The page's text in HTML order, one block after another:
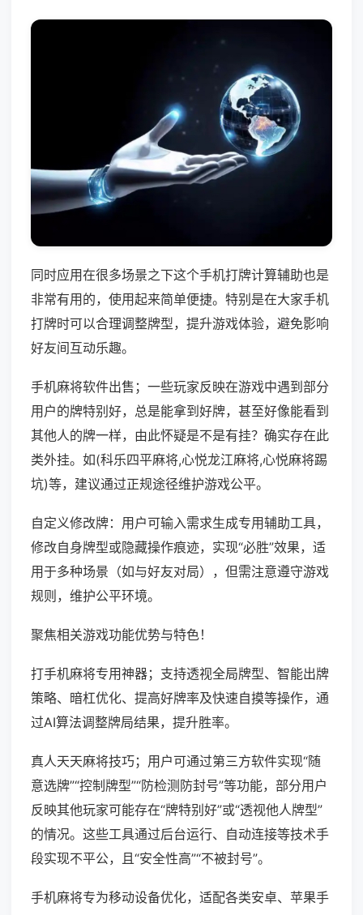
同时应用在很多场景之下这个手机打牌计算辅助也是
非常有用的，使用起来简单便捷。特别是在大家手机
打牌时可以合理调整牌型，提升游戏体验，避免影响
好友间互动乐趣。
手机麻将软件出售；一些玩家反映在游戏中遇到部分
用户的牌特别好，总是能拿到好牌，甚至好像能看到
其他人的牌一样，由此怀疑是不是有挂？确实存在此
类外挂。如(科乐四平麻将,心悦龙江麻将,心悦麻将踢
坑)等，建议通过正规途径维护游戏公平。
自定义修改牌：用户可输入需求生成专用辅助工具，
修改自身牌型或隐藏操作痕迹，实现“必胜”效果，适
用于多种场景（如与好友对局），但需注意遵守游戏
规则，维护公平环境。
聚焦相关游戏功能优势与特色！
打手机麻将专用神器；支持透视全局牌型、智能出牌
策略、暗杠优化、提高好牌率及快速自摸等操作，通
过AI算法调整牌局结果，提升胜率。
真人天天麻将技巧；用户可通过第三方软件实现“随
意选牌”“控制牌型”“防检测防封号”等功能，部分用户
反映其他玩家可能存在“牌特别好”或“透视他人牌型”
的情况。这些工具通过后台运行、自动连接等技术手
段实现不平公，且“安全性高”“不被封号”。
手机麻将专为移动设备优化，适配各类安卓、苹果手